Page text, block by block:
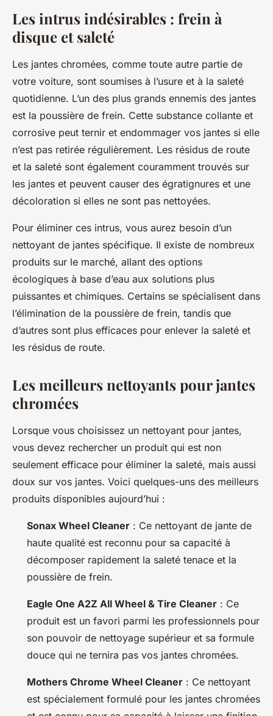
Les intrus indésirables : frein à
disque et saleté
Les jantes chromées, comme toute autre partie de
votre voiture, sont soumises à l’usure et à la saleté
quotidienne. L’un des plus grands ennemis des jantes
est la poussière de frein. Cette substance collante et
corrosive peut ternir et endommager vos jantes si elle
n’est pas retirée régulièrement. Les résidus de route
et la saleté sont également couramment trouvés sur
les jantes et peuvent causer des égratignures et une
décoloration si elles ne sont pas nettoyées.
Pour éliminer ces intrus, vous aurez besoin d’un
nettoyant de jantes spécifique. Il existe de nombreux
produits sur le marché, allant des options
écologiques à base d’eau aux solutions plus
puissantes et chimiques. Certains se spécialisent dans
l’élimination de la poussière de frein, tandis que
d’autres sont plus efficaces pour enlever la saleté et
les résidus de route.
Les meilleurs nettoyants pour jantes
chromées
Lorsque vous choisissez un nettoyant pour jantes,
vous devez rechercher un produit qui est non
seulement efficace pour éliminer la saleté, mais aussi
doux sur vos jantes. Voici quelques-uns des meilleurs
produits disponibles aujourd’hui :
Sonax Wheel Cleaner : Ce nettoyant de jante de
haute qualité est reconnu pour sa capacité à
décomposer rapidement la saleté tenace et la
poussière de frein.
Eagle One A2Z All Wheel & Tire Cleaner : Ce
produit est un favori parmi les professionnels pour
son pouvoir de nettoyage supérieur et sa formule
douce qui ne ternira pas vos jantes chromées.
Mothers Chrome Wheel Cleaner : Ce nettoyant
est spécialement formulé pour les jantes chromées